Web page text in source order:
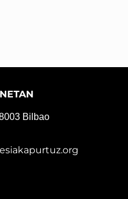
Bilbao